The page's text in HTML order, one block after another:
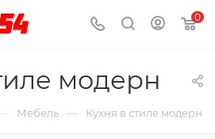
0
модерн
Мебель — Кухня в стиле модерн